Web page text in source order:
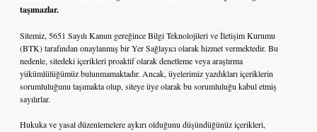
taşımazlar.
Sitemiz, 5651 Sayılı Kanun gereğince Bilgi Teknolojileri ve İletişim Kurumu
(BTK) tarafından onaylanmış bir Yer Sağlayıcı olarak hizmet vermektedir. Bu
nedenle, sitedeki içerikleri proaktif olarak denetleme veya araştırma
yükümlülüğümüz bulunmamaktadır. Ancak, üyelerimiz yazdıkları içeriklerin
sorumluluğunu taşımakta olup, siteye üye olarak bu sorumluluğu kabul etmiş
sayılırlar.
Hukuka ve yasal düzenlemelere aykırı olduğunu düşündüğünüz içerikleri,